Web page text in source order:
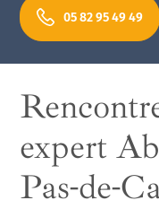
05 82 95 49 49
expert
Pas-de-